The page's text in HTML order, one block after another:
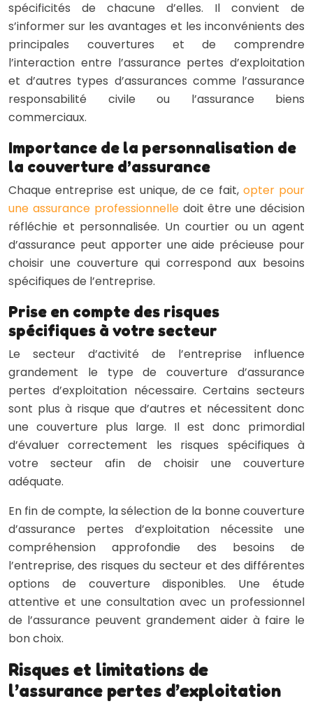
spécificités de chacune d’elles. Il convient de
s’informer sur les avantages et les inconvénients des
principales couvertures et de comprendre
l’interaction entre l’assurance pertes d’exploitation
et d’autres types d’assurances comme l’assurance
responsabilité civile ou l’assurance biens
commerciaux.
Importance de la personnalisation de
la couverture d’assurance
Chaque entreprise est unique, de ce fait, opter pour
une assurance professionnelledoit être une décision
réfléchie et personnalisée. Un courtier ou un agent
d’assurance peut apporter une aide précieuse pour
choisir une couverture qui correspond aux besoins
spécifiques de l’entreprise.
Prise en compte des risques
spécifiques à votre secteur
Le secteur d’activité de l’entreprise influence
grandement le type de couverture d’assurance
pertes d’exploitation nécessaire. Certains secteurs
sont plus à risque que d’autres et nécessitent donc
une couverture plus large. Il est donc primordial
d’évaluer correctement les risques spécifiques à
votre secteur afin de choisir une couverture
adéquate.
En fin de compte, la sélection de la bonne couverture
d’assurance pertes d’exploitation nécessite une
compréhension approfondie des besoins de
l’entreprise, des risques du secteur et des différentes
options de couverture disponibles. Une étude
attentive et une consultation avec un professionnel
de l’assurance peuvent grandement aider à faire le
bon choix.
Risques et limitations de
l’assurance pertes d’exploitation